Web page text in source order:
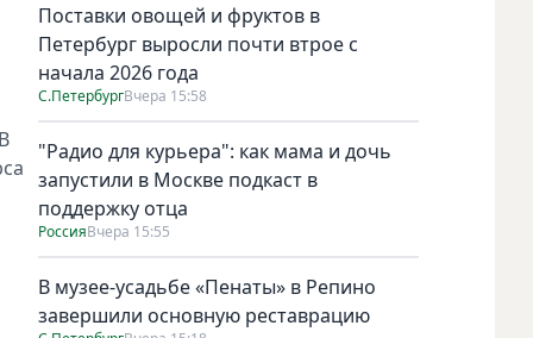
Поставки овощей и фруктов в
Петербург выросли почти втрое с
начала 2026 года
С.ПетербургВчера 15:58
"Радио для курьера": как мама и дочь
запустили в Москве подкаст в
поддержку отца
РоссияВчера 15:55
В музее-усадьбе «Пенаты» в Репино
завершили основную реставрацию